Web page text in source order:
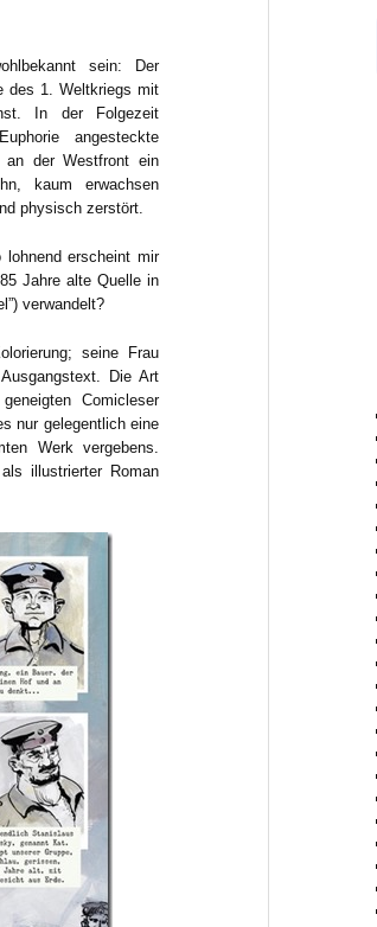
sein: Der
des 1. Weltkriegs mit
In der Folgezeit
angesteckte
an der Westfront ein
kaum erwachsen
physisch zerstört.
erscheint mir
Jahre alte Quelle in
verwandelt?
seine Frau
Die Art
Comicleser
nur gelegentlich eine
Werk vergebens.
illustrierter Roman